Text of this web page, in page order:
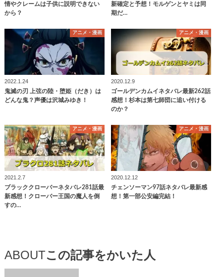
情やクレームは子供に説明できない
から？
新確定と予想！モルゲンとヤミは同
期だ…
アニメ・漫画
2022.1.24
鬼滅の刃 上弦の陸・堕姫（だき）は
どんな鬼？声優は沢城みゆき！
アニメ・漫画
2020.12.9
ゴールデンカムイネタバレ最新262話
感想！杉本は第七師団に追い付ける
のか？
アニメ・漫画
2021.2.7
ブラッククローバーネタバレ281話最
新感想！クローバー王国の魔人を倒
すの…
アニメ・漫画
2020.12.12
チェンソーマン97話ネタバレ最新感
想！第一部公安編完結！
ABOUTこの記事をかいた人